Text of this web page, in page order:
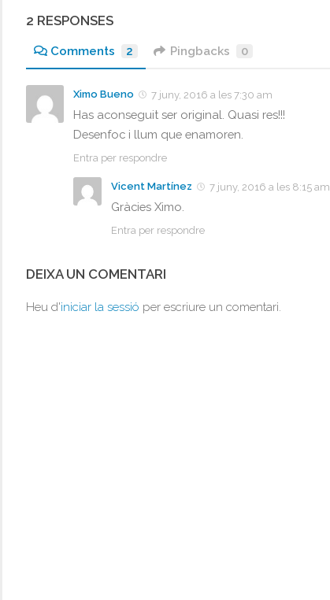
2 RESPONSES
Comments 2 Pingbacks 0
Ximo Bueno 7 juny, 2016 a les 7:30 am
Has aconseguit ser original. Quasi res!!!
Desenfoc i llum que enamoren.
Entra per respondre
Vicent Martínez 7 juny, 2016 a les 8:15 am
Gràcies Ximo.
Entra per respondre
DEIXA UN COMENTARI
Heu d'iniciar la sessió per escriure un comentari.